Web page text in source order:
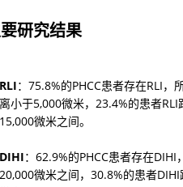
研究结果
RLI：75.8%的PHCC患者存在RLI
离小于5,000微米，23.4%的患者
15,000微米之间。
DIHI：62.9%的PHCC患者存在
20,000微米之间，30.8%的患者